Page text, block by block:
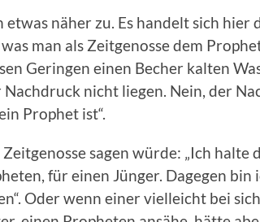
etwas näher zu. Es handelt sich hier
man als Zeitgenosse dem
Geringen einen Becher kalten
nicht liegen. Nein, der
Prophet ist“.
sagen würde: „Ich halte
für einen Jünger. Dagegen bin
Oder wenn einer vielleicht bei